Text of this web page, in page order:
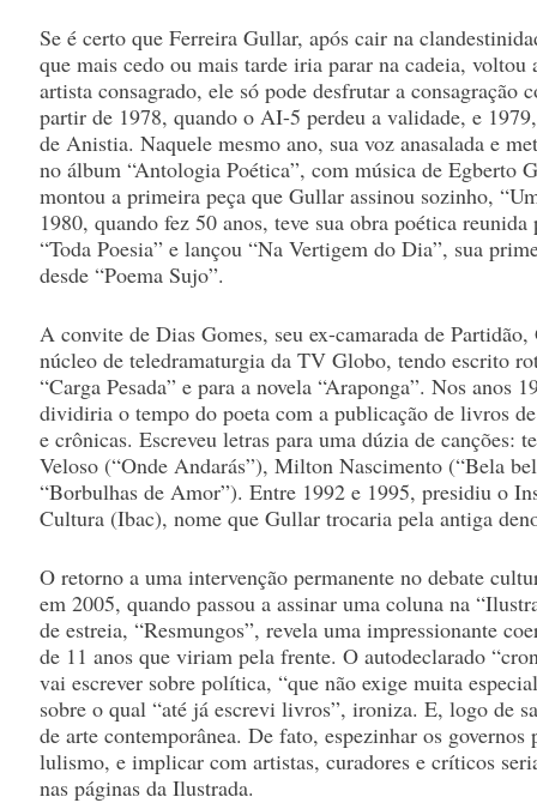
Se é certo que Ferreira Gullar, após cair na
que mais cedo ou mais tarde iria parar na cadeia, voltou
artista consagrado, ele só pode desfrutar a consagração
partir de 1978, quando o AI-5 perdeu a validade, e
de Anistia. Naquele mesmo ano, sua voz anasalada e
no álbum “Antologia Poética”, com música de Egberto
montou a primeira peça que Gullar assinou sozinho,
1980, quando fez 50 anos, teve sua obra poética
“Toda Poesia” e lançou “Na Vertigem do Dia”, sua
desde “Poema Sujo”.
A convite de Dias Gomes, seu ex-camarada de
núcleo de teledramaturgia da TV Globo, tendo escrito
“Carga Pesada” e para a novela “Araponga”. Nos anos
dividiria o tempo do poeta com a publicação de livros
e crônicas. Escreveu letras para uma dúzia de canções:
Veloso (“Onde Andarás”), Milton Nascimento (“Bela
“Borbulhas de Amor”). Entre 1992 e 1995, presidiu o
Cultura (Ibac), nome que Gullar trocaria pela antiga
O retorno a uma intervenção permanente no debate
em 2005, quando passou a assinar uma coluna na
de estreia, “Resmungos”, revela uma impressionante
de 11 anos que viriam pela frente. O autodeclarado
vai escrever sobre política, “que não exige muita
sobre o qual “até já escrevi livros”, ironiza. E, logo de
de arte contemporânea. De fato, espezinhar os governos
lulismo, e implicar com artistas, curadores e críticos
nas páginas da Ilustrada.